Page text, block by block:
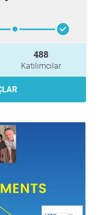
488
Katılımcılar